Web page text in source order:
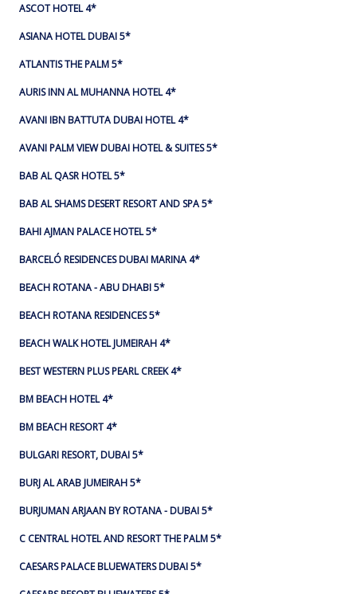
ASCOT HOTEL 4*
ASIANA HOTEL DUBAI 5*
ATLANTIS THE PALM 5*
AURIS INN AL MUHANNA HOTEL 4*
AVANI IBN BATTUTA DUBAI HOTEL 4*
AVANI PALM VIEW DUBAI HOTEL & SUITES 5*
BAB AL QASR HOTEL 5*
BAB AL SHAMS DESERT RESORT AND SPA 5*
BAHI AJMAN PALACE HOTEL 5*
BARCELÓ RESIDENCES DUBAI MARINA 4*
BEACH ROTANA - ABU DHABI 5*
BEACH ROTANA RESIDENCES 5*
BEACH WALK HOTEL JUMEIRAH 4*
BEST WESTERN PLUS PEARL CREEK 4*
BM BEACH HOTEL 4*
BM BEACH RESORT 4*
BULGARI RESORT, DUBAI 5*
BURJ AL ARAB JUMEIRAH 5*
BURJUMAN ARJAAN BY ROTANA - DUBAI 5*
C CENTRAL HOTEL AND RESORT THE PALM 5*
CAESARS PALACE BLUEWATERS DUBAI 5*